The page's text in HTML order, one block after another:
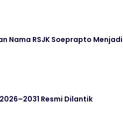
Nama RSJK Soeprapto Menjadi
Resmi Dilantik